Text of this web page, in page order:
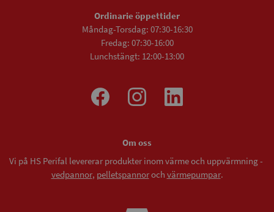
Ordinarie öppettider
Måndag-Torsdag: 07:30-16:30
Fredag: 07:30-16:00
Lunchstängt: 12:00-13:00
Om oss
Vi på HS Perifal levererar produkter inom värme och uppvärmning -
vedpannor, pelletspannoroch värmepumpar.